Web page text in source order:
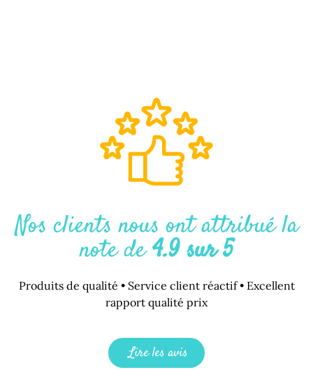
Nos clients nous ont attribué la
note de4.9 sur 5
Produits de qualité • Service client réactif • Excellent
rapport qualité prix
Lire les avis